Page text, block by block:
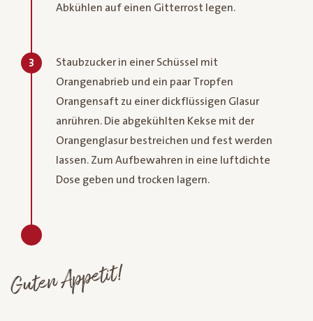
Abkühlen auf einen Gitterrost legen.
3
Staubzucker in einer Schüssel mit
Orangenabrieb und ein paar Tropfen
Orangensaft zu einer dickflüssigen Glasur
anrühren. Die abgekühlten Kekse mit der
Orangenglasur bestreichen und fest werden
lassen. Zum Aufbewahren in eine luftdichte
Dose geben und trocken lagern.
Guten Appetit!